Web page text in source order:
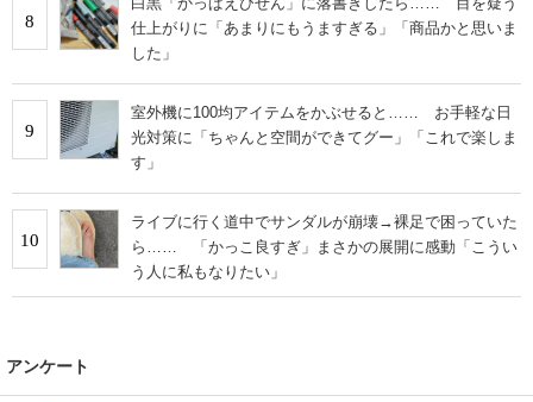
8
仕上がりに「あまりにもうますぎる」「商品かと思いま
した」
9
室外機に100均アイテムをかぶせると…… お手軽な日
光対策に「ちゃんと空間ができてグー」「これで楽しま
す」
10
ライブに行く道中でサンダルが崩壊→裸足で困っていた
ら…… 「かっこ良すぎ」まさかの展開に感動「こうい
う人に私もなりたい」
アンケート